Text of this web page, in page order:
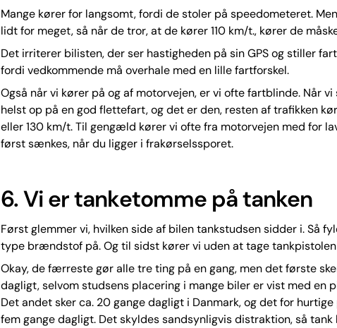
Mange kører for langsomt, fordi de stoler på speedometeret.
lidt for meget, så når de tror, at de kører 110 km/t., kører de
Det irriterer bilisten, der ser hastigheden på sin GPS og stiller
fordi vedkommende må overhale med en lille fartforskel.
Også når vi kører på og af motorvejen, er vi ofte fartblinde. Når vi
helst op på en god flettefart, og det er den, resten af trafikken
eller 130 km/t. Til gengæld kører vi ofte fra motorvejen med for
først sænkes, når du ligger i frakørselssporet.
6. Vi er tanketomme på tanken
Først glemmer vi, hvilken side af bilen tankstudsen sidder i. Så
type brændstof på. Og til sidst kører vi uden at tage
Okay, de færreste gør alle tre ting på en gang, men det første
dagligt, selvom studsens placering i mange biler er vist med en
Det andet sker ca. 20 gange dagligt i Danmark, og det for
fem gange dagligt. Det skyldes sandsynligvis distraktion, så tank